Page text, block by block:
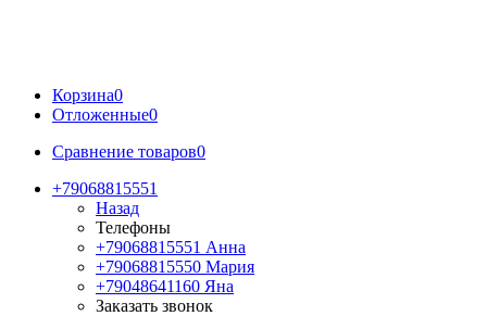
Корзина0
Отложенные0
Сравнение товаров0
+79068815551
Назад
Телефоны
+79068815551 Анна
+79068815550 Мария
+79048641160 Яна
Заказать звонок